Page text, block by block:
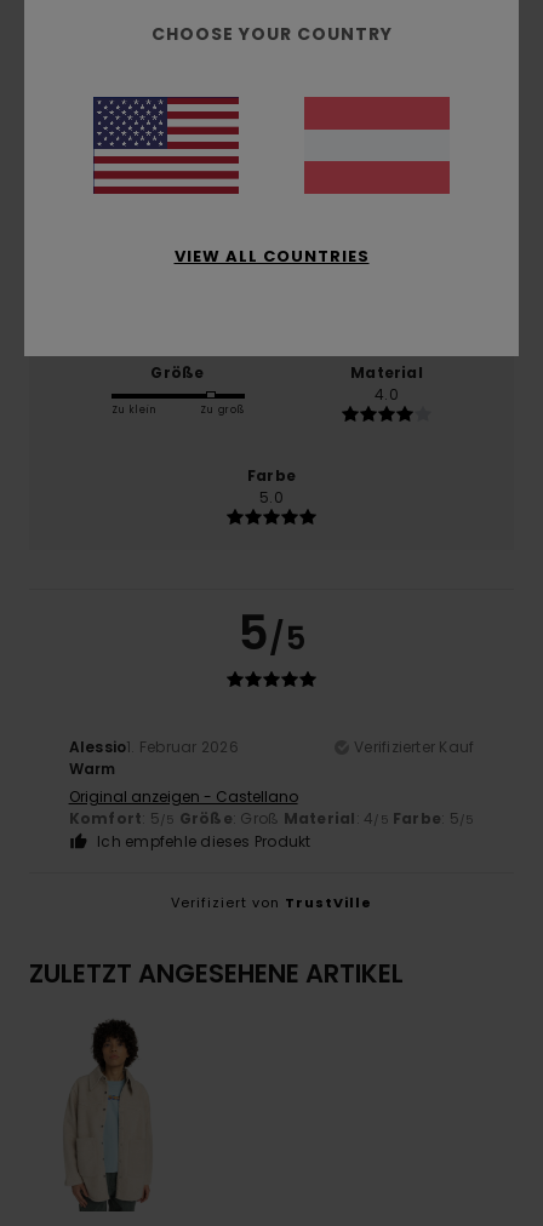
100% unserer Kunden empfehlen dieses Produkt
Komfort
Preis-Leistungs-Verhältnis
Größe
Zu klein Zu groß
Material
4.0
Farbe
5.0
5/5
Alessio1. Februar 2026
Verifizierter Kauf
Warm
Original anzeigen - Castellano
Komfort: 5/5 Größe: Groß Material: 4/5 Farbe: 5/5
Ich empfehle dieses Produkt
Verifiziert von TrustVille
ZULETZT ANGESEHENE ARTIKEL
CHOOSE YOUR COUNTRY
VIEW ALL COUNTRIES